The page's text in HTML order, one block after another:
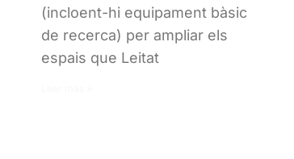
(incloent-hi equipament bàsic
de recerca) per ampliar els
espais que Leitat